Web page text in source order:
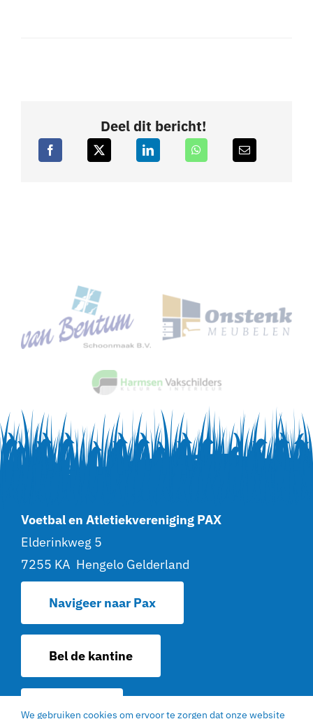
Deel dit bericht!
Voetbal en Atletiekvereniging PAX
Elderinkweg 5
7255 KA Hengelo Gelderland
Navigeer naar Pax
Bel de kantine
Contact
We gebruiken cookies om ervoor te zorgen dat onze website